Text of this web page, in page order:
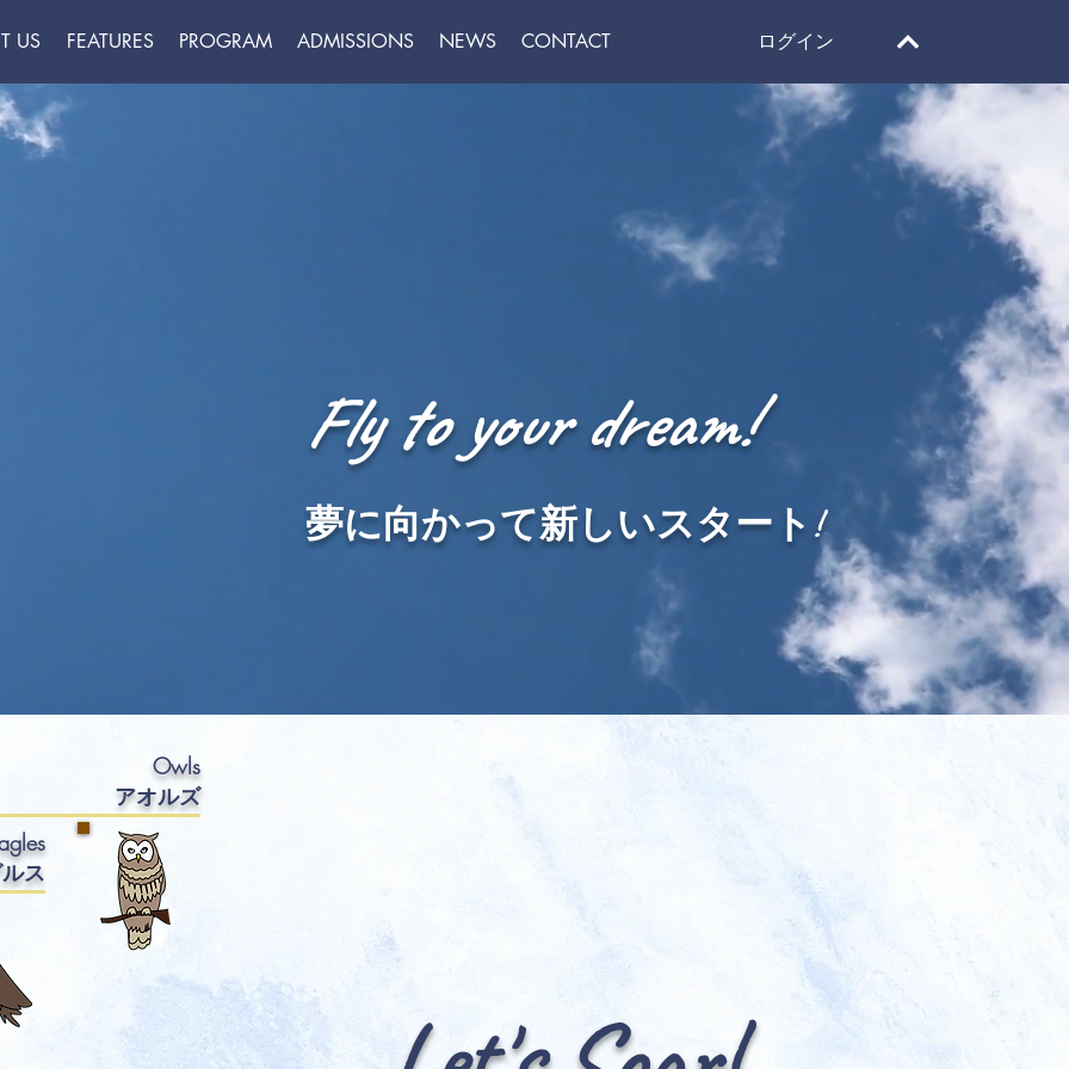
US FEATURES PROGRAM ADMISSIONS NEWS CONTACT ログイン
Fly to your dream!
夢に向かって新しいスタート!
Owls
アオルズ
ス